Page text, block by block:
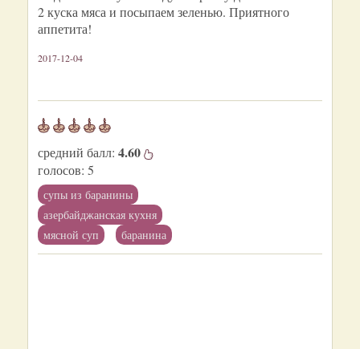
2 куска мяса и посыпаем зеленью. Приятного
аппетита!
2017-12-04
средний балл: 4.60
голосов: 5
супы из баранины
азербайджанская кухня
мясной суп
баранина